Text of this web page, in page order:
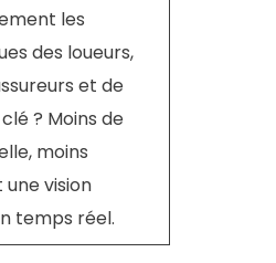
les
des loueurs,
et de
clé ? Moins de
moins
une vision
temps réel.